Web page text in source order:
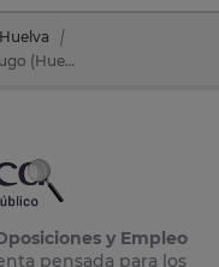
Oposiciones de Personal de Oficios en Jabugo (Huelva)
y Empleo
pensada para los